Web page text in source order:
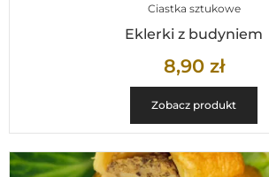
Ciastka sztukowe
Eklerki z budyniem
8,90 zł
Zobacz produkt